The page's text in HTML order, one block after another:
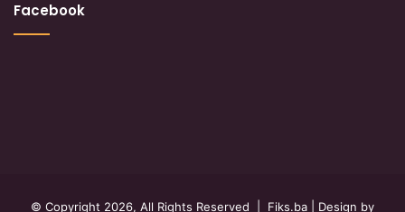
Facebook
© Copyright 2026, All Rights Reserved | Fiks.ba | Design by